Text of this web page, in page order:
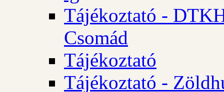
Tájékoztató -
Csomád
Tájékoztató
Tájékoztató -